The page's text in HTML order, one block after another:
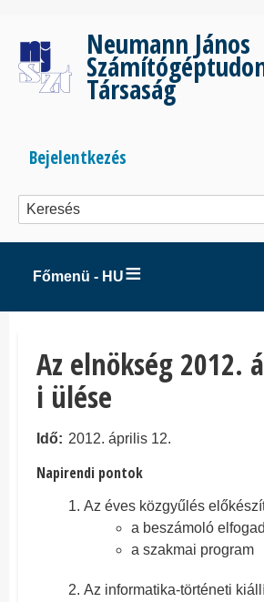
tartalomra
Neumann János
Társaság
Bejelentkezés
menüje
Bejelentkezés
Főmenü - HU
Az elnökség 2012.
i ülése
Idő 2012. április 12.
Napirendi pontok
Az éves közgyűlés
a beszámoló
a szakmai program
Az informatika-történeti